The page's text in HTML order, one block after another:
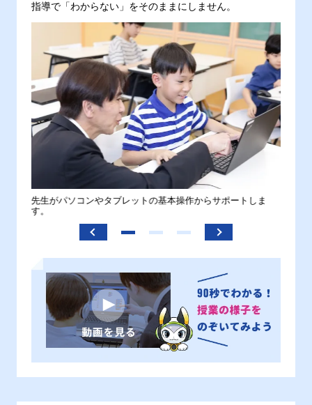
指導で「わからない」をそのままにしません。
先生がパソコンやタブレットの基本操作からサポートしま
す。